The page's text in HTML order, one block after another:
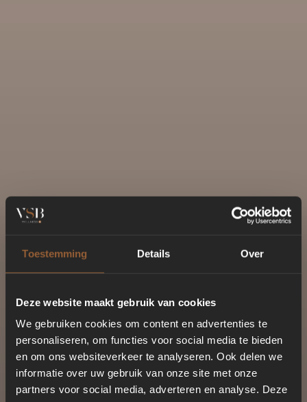
Toestemming Details Over
Deze website maakt gebruik van cookies
We gebruiken cookies om content en advertenties te
personaliseren, om functies voor social media te bieden
en om ons websiteverkeer te analyseren. Ook delen we
informatie over uw gebruik van onze site met onze
partners voor social media, adverteren en analyse. Deze